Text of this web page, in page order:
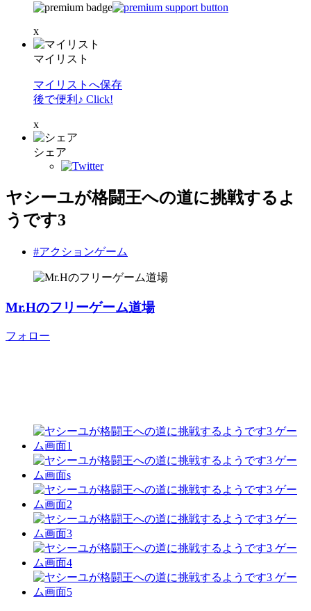
x
マイリスト
マイリストへ保存
後で便利♪ Click!
x
シェア
ヤシーユが格闘王への道に挑戦するよ
うです3
#アクションゲーム
Mr.Hのフリーゲーム道場
フォロー